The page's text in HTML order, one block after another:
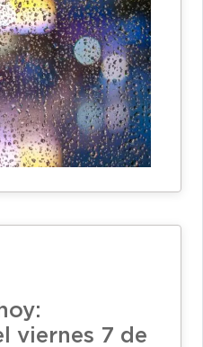
viernes 7 de